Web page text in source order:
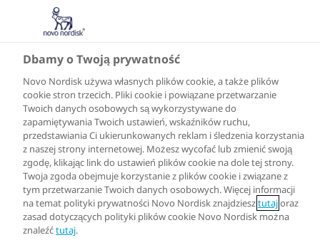
Dbamy o Twoją prywatność
Novo Nordisk używa własnych plików cookie, a także plików
cookie stron trzecich. Pliki cookie i powiązane przetwarzanie
Twoich danych osobowych są wykorzystywane do
zapamiętywania Twoich ustawień, wskaźników ruchu,
przedstawiania Ci ukierunkowanych reklam i śledzenia korzystania
z naszej strony internetowej. Możesz wycofać lub zmienić swoją
zgodę, klikając link do ustawień plików cookie na dole tej strony.
Twoja zgoda obejmuje korzystanie z plików cookie i związane z
tym przetwarzanie Twoich danych osobowych. Więcej informacji
na temat polityki prywatności Novo Nordisk znajdziesztutajoraz
zasad dotyczących polityki plików cookie Novo Nordisk można
znaleźćtutaj.